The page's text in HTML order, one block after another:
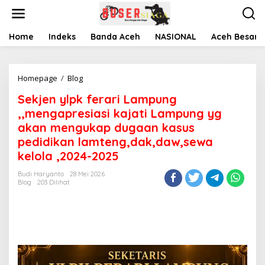
t
Home Indeks Banda Aceh NASIONAL Aceh Besar
Homepage / Blog
j
e
n
y
l
p
k
L
a
Sekjen ylpk ferari Lampung
,,mengapresiasi kajati Lampung yg
akan mengukap dugaan kasus
pedidikan lamteng,dak,daw,sewa
kelola ,2024-2025
Budi Haryanto
28 Mei 2026
Blog
203 Dilihat